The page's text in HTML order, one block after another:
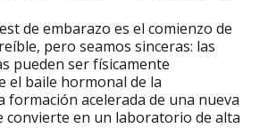
de embarazo es el comienzo de
pero seamos sinceras: las
pueden ser físicamente
el baile hormonal de la
formación acelerada de una nueva
convierte en un laboratorio de alta